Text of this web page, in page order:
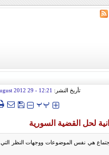
تأريخ النشر: 12:21
- 29 August 2012
‍‍‍ پپ
لحل القضية السورية
هي نفس الموضوعات ووجهات النظر التي